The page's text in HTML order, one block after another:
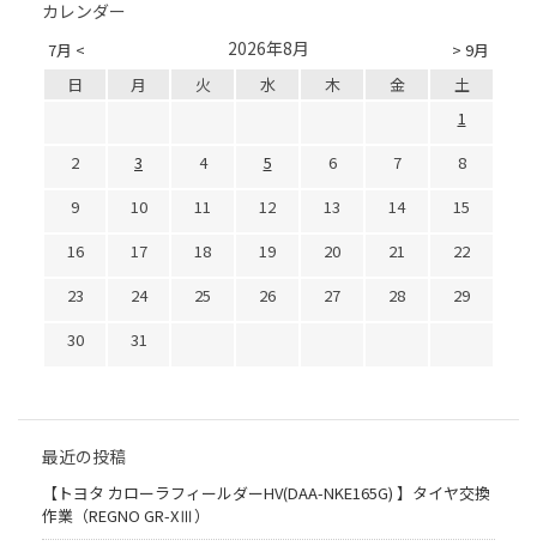
カレンダー
7月 < > 9月
2026年8月
日 月 火 水 木 金
土
1
2
3 4 5 6 7
8
9
10 11 12 13 14
15
16
17 18 19 20 21
22
23
24 25 26 27 28
29
30
31
最近の投稿
【トヨタ カローラフィールダーHV(DAA-NKE165G) 】タイヤ交換
作業（REGNO GR-XⅢ）